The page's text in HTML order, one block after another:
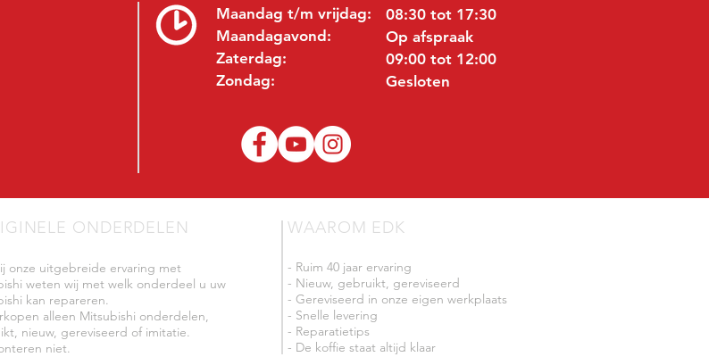
Maandag t/m vrijdag:
Maandagavond:
Zaterdag:
Zondag:
08:30 tot 17:30
Op afspraak
09:00 tot 12:00
Gesloten
ONDERDELEN
onze uitgebreide ervaring met
weten wij met welk onderdeel u uw
kan repareren.
alleen Mitsubishi onderdelen,
nieuw, gereviseerd of imitatie.
niet.
WAAROM EDK
- Ruim 40 jaar ervaring
- Nieuw, gebruikt, gereviseerd
- Gereviseerd in onze eigen werkplaats
- Snelle levering
- Reparatietips
- De koffie staat altijd klaar